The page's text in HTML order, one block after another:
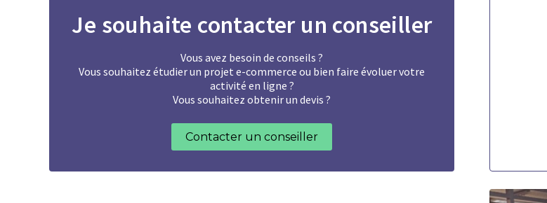
Je souhaite contacter un conseiller
Vous avez besoin de conseils ?
Vous souhaitez étudier un projet e-commerce ou bien faire évoluer votre
activité en ligne ?
Vous souhaitez obtenir un devis ?
Contacter un conseiller